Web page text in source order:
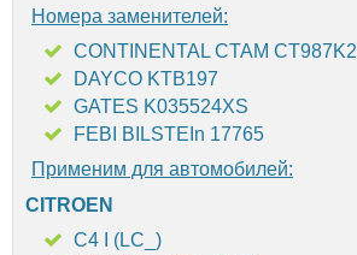
Номера заменителей:
CONTINENTAL CTAM CT987K2
DAYCO KTB197
GATES K035524XS
FEBI BILSTEIn 17765
Применим для автомобилей:
CITROEN
C4 I (LC_)